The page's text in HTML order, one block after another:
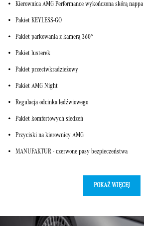
Kierownica AMG Performance wykończona skórą nappa
Pakiet KEYLESS-GO
Pakiet parkowania z kamerą 360°
Pakiet lusterek
Pakiet przeciwkradzieżowy
Pakiet AMG Night
Regulacja odcinka lędźwiowego
Pakiet komfortowych siedzeń
Przyciski na kierownicy AMG
MANUFAKTUR - czerwone pasy bezpieczeństwa
POKAŻ WIĘCEJ